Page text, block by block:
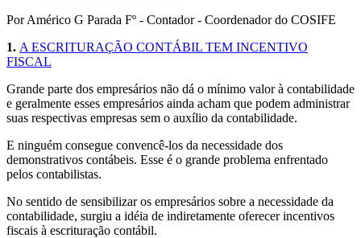
Por Américo G Parada Fº - Contador - Coordenador do COSIFE
1. A ESCRITURAÇÃO CONTÁBIL TEM INCENTIVO
FISCAL
Grande parte dos empresários não dá o mínimo valor à contabilidade
e geralmente esses empresários ainda acham que podem administrar
suas respectivas empresas sem o auxílio da contabilidade.
E ninguém consegue convencê-los da necessidade dos
demonstrativos contábeis. Esse é o grande problema enfrentado
pelos contabilistas.
No sentido de sensibilizar os empresários sobre a necessidade da
contabilidade, surgiu a idéia de indiretamente oferecer incentivos
fiscais à escrituração contábil.